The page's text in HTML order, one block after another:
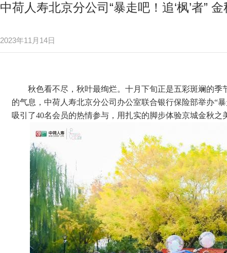
中荷人寿北京分公司“暴走吧！追‘枫’者”
2023年11月14日
秋色看不尽，秋叶最绚烂。十月下旬正是五彩斑斓的
的气息，中荷人寿北京分公司办公室联合银行保险部举办“
吸引了40名会员的热情参与，用扎实的脚步体验京城金秋之